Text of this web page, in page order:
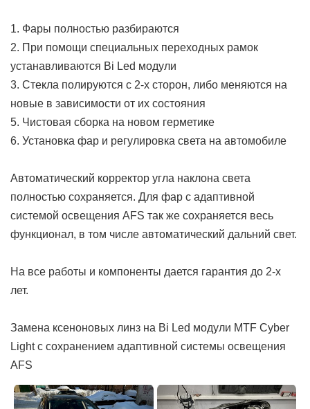
1. Фары полностью разбираются
2. При помощи специальных переходных рамок
устанавливаются Bi Led модули
3. Стекла полируются с 2-х сторон, либо меняются на
новые в зависимости от их состояния
5. Чистовая сборка на новом герметике
6. Установка фар и регулировка света на автомобиле
Автоматический корректор угла наклона света
полностью сохраняется. Для фар с адаптивной
системой освещения AFS так же сохраняется весь
функционал, в том числе автоматический дальний свет.
На все работы и компоненты дается гарантия до 2-х
лет.
Замена ксеноновых линз на Bi Led модули MTF Cyber
Light с сохранением адаптивной системы освещения
AFS